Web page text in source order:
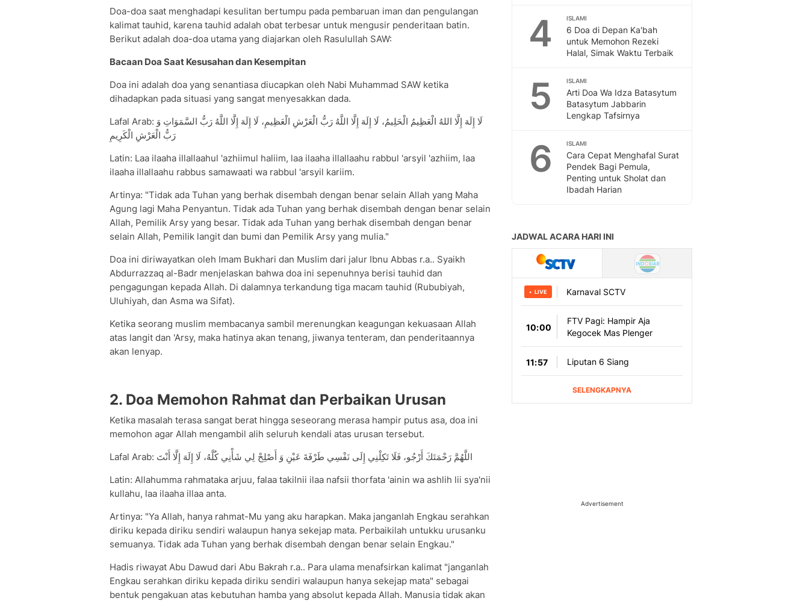
Doa-doa saat menghadapi kesulitan bertumpu pada pembaruan iman dan pengulangan
kalimat tauhid, karena tauhid adalah obat terbesar untuk mengusir penderitaan batin.
Berikut adalah doa-doa utama yang diajarkan oleh Rasulullah SAW:
Bacaan Doa Saat Kesusahan dan Kesempitan
Doa ini adalah doa yang senantiasa diucapkan oleh Nabi Muhammad SAW ketika
dihadapkan pada situasi yang sangat menyesakkan dada.
Lafal Arab: لَا إِلَهَ إِلَّا اللهُ الْعَظِيمُ الْحَلِيمُ، لَا إِلَهَ إِلَّا اللَّهُ رَبُّ الْعَرْشِ الْعَظِيمِ، لَا إِلَهَ إِلَّا اللَّهُ رَبُّ السَّمَوَاتِ وَ
رَبُّ الْعَرْشِ الْكَرِيمِ
Latin: Laa ilaaha illallaahul 'azhiimul haliim, laa ilaaha illallaahu rabbul 'arsyil 'azhiim, laa
ilaaha illallaahu rabbus samawaati wa rabbul 'arsyil kariim.
Artinya: "Tidak ada Tuhan yang berhak disembah dengan benar selain Allah yang Maha
Agung lagi Maha Penyantun. Tidak ada Tuhan yang berhak disembah dengan benar selain
Allah, Pemilik Arsy yang besar. Tidak ada Tuhan yang berhak disembah dengan benar
selain Allah, Pemilik langit dan bumi dan Pemilik Arsy yang mulia."
Doa ini diriwayatkan oleh Imam Bukhari dan Muslim dari jalur Ibnu Abbas r.a.. Syaikh
Abdurrazzaq al-Badr menjelaskan bahwa doa ini sepenuhnya berisi tauhid dan
pengagungan kepada Allah. Di dalamnya terkandung tiga macam tauhid (Rububiyah,
Uluhiyah, dan Asma wa Sifat).
Ketika seorang muslim membacanya sambil merenungkan keagungan kekuasaan Allah
atas langit dan 'Arsy, maka hatinya akan tenang, jiwanya tenteram, dan penderitaannya
akan lenyap.
2. Doa Memohon Rahmat dan Perbaikan Urusan
Ketika masalah terasa sangat berat hingga seseorang merasa hampir putus asa, doa ini
memohon agar Allah mengambil alih seluruh kendali atas urusan tersebut.
Lafal Arab: اللَّهُمَّ رَحْمَتَكَ أَرْجُو، فَلَا تَكِلْنِي إِلَى نَفْسِي طَرْفَةَ عَيْنِ وَ أَصْلِحْ لِي شَأْنِي كُلَّهُ، لَا إِلَهَ إِلَّا أَنْتَ
Latin: Allahumma rahmataka arjuu, falaa takilnii ilaa nafsii thorfata 'ainin wa ashlih lii sya'nii
kullahu, laa ilaaha illaa anta.
Artinya: "Ya Allah, hanya rahmat-Mu yang aku harapkan. Maka janganlah Engkau serahkan
diriku kepada diriku sendiri walaupun hanya sekejap mata. Perbaikilah untukku urusanku
semuanya. Tidak ada Tuhan yang berhak disembah dengan benar selain Engkau."
Hadis riwayat Abu Dawud dari Abu Bakrah r.a.. Para ulama menafsirkan kalimat "janganlah
Engkau serahkan diriku kepada diriku sendiri walaupun hanya sekejap mata" sebagai
bentuk pengakuan atas kebutuhan hamba yang absolut kepada Allah. Manusia tidak akan
4 ISLAMI
6 Doa di Depan Ka'bah
untuk Memohon Rezeki
Halal, Simak Waktu Terbaik
5 ISLAMI
Arti Doa Wa Idza Batasytum
Batasytum Jabbarin
Lengkap Tafsirnya
6 ISLAMI
Cara Cepat Menghafal Surat
Pendek Bagi Pemula,
Penting untuk Sholat dan
Ibadah Harian
Advertisement